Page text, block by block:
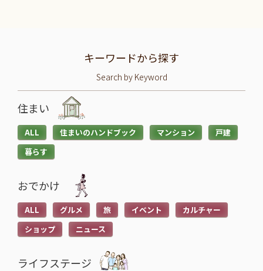
キーワードから探す
Search by Keyword
住まい
ALL 住まいのハンドブック マンション
戸建
暮らす
おでかけ
ALL グルメ 旅 イベント
カルチャー
ショップ
ニュース
ライフステージ